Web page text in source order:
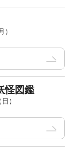
怪図鑑
）